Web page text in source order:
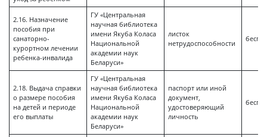
2.16. Назначение
пособия при
санаторно-
курортном лечении
ребенка-инвалида
ГУ «Центральная
научная библиотека
имени Якуба Коласа
Национальной
академии наук
Беларуси»
листок
нетрудоспособности
2.18. Выдача справки
о размере пособия
на детей и периоде
его выплаты
ГУ «Центральная
научная библиотека
имени Якуба Коласа
Национальной
академии наук
Беларуси»
паспорт или иной
документ,
удостоверяющий
личность